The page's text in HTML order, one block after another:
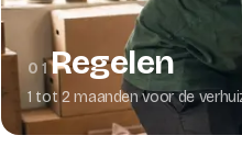
01Regelen
1 tot 2 maanden voor de